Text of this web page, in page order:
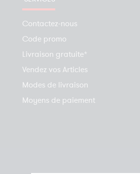
Contactez-nous
Code promo
Livraison gratuite*
Vendez vos Articles
Modes de livraison
Moyens de paiement